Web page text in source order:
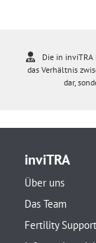
Die in
das Verhältnis
dar,
inviTRA
Über uns
Das Team
Fertility